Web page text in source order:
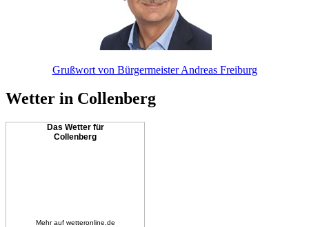
Grußwort von Bürgermeister Andreas Freiburg
Wetter in Collenberg
Das Wetter für
Collenberg
Mehr auf wetteronline.de